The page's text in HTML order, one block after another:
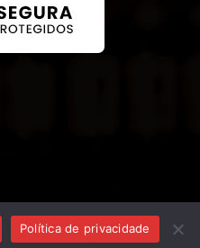
Política de privacidade